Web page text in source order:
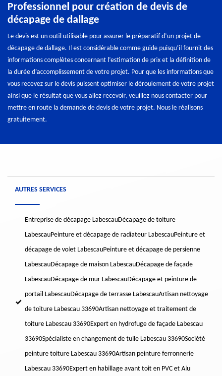
Professionnel pour création de devis de
décapage de dallage
Le devis est un outil utilisable pour assurer le préparatif d’un projet de
décapage de dallage. Il est considérable comme guide puisqu’il fournit des
informations complètes concernant l’estimation de prix et la définition de
la durée d’accomplissement de votre projet. Pour que les informations que
vous recevez sur le devis puissent optimiser le déroulement de votre projet
ainsi que le résultat que vous allez recevoir, veuillez nous contacter pour
mettre en route la demande de devis de votre projet. Nous le réalisons
gratuitement.
AUTRES SERVICES
Entreprise de décapage LabescauDécapage de toiture
LabescauPeinture et décapage de radiateur LabescauPeinture et
décapage de volet LabescauPeinture et décapage de persienne
LabescauDécapage de maison LabescauDécapage de façade
LabescauDécapage de mur LabescauDécapage et peinture de
portail LabescauDécapage de terrasse LabescauArtisan nettoyage
de toiture Labescau 33690Artisan nettoyage et traitement de
toiture Labescau 33690Expert en hydrofuge de façade Labescau
33690Spécialiste en changement de tuile Labescau 33690Société
peinture toiture Labescau 33690Artisan peinture ferronnerie
Labescau 33690Expert en habillage avant toit en PVC et Alu